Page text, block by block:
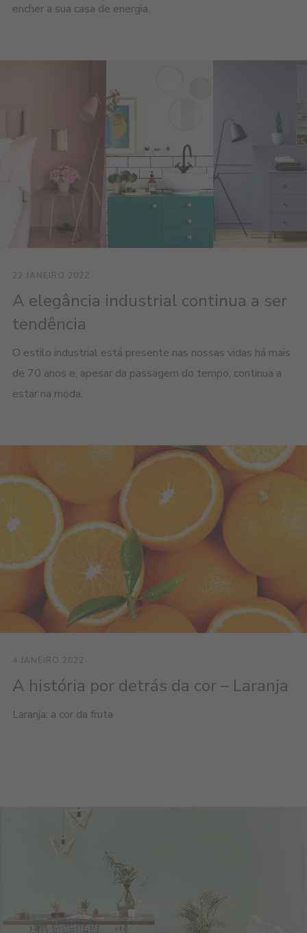
encher a sua casa de energia.
22 JANEIRO 2022
A elegância industrial continua a ser
tendência
O estilo industrial está presente nas nossas vidas há mais
de 70 anos e, apesar da passagem do tempo, continua a
estar na moda.
4 JANEIRO 2022
A história por detrás da cor – Laranja
Laranja: a cor da fruta